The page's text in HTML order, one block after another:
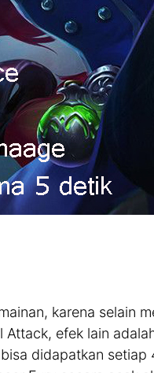
karena selain
efek lain
didapatkan setiap